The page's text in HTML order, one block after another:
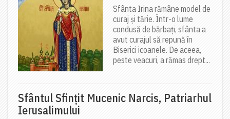
Sfânta Irina rămâne model de
curaj și tărie. Într-o lume
condusă de bărbați, sfânta a
avut curajul să repună în
Biserici icoanele. De aceea,
peste veacuri, a rămas drept...
Sfântul Sfinţit Mucenic Narcis, Patriarhul
Ierusalimului